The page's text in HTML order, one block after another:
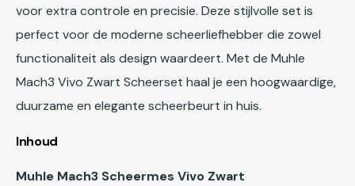
voor extra controle en precisie. Deze stijlvolle set is
perfect voor de moderne scheerliefhebber die zowel
functionaliteit als design waardeert. Met de Muhle
Mach3 Vivo Zwart Scheerset haal je een hoogwaardige,
duurzame en elegante scheerbeurt in huis.
Inhoud
Muhle Mach3 Scheermes Vivo Zwart